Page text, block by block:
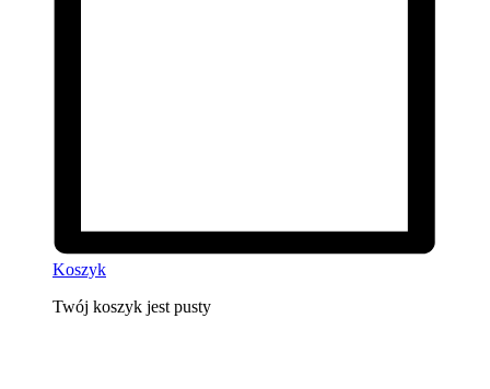
Koszyk
Twój koszyk jest pusty